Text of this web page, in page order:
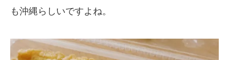
も沖縄らしいですよね。